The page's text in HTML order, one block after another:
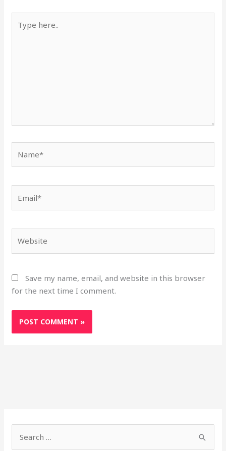
here..
Save my name, email, and website in this browser
for the next time I comment.